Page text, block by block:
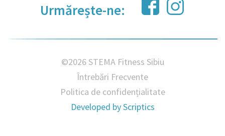
Urmărește-ne:
©2026 STEMA Fitness Sibiu
Întrebări Frecvente
Politica de confidențialitate
Developed byScriptics